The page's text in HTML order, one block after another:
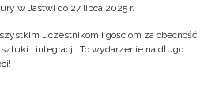
w Jastwi do 27 lipca 2025 r.
uczestnikom i gościom za obecność
i integracji. To wydarzenie na długo